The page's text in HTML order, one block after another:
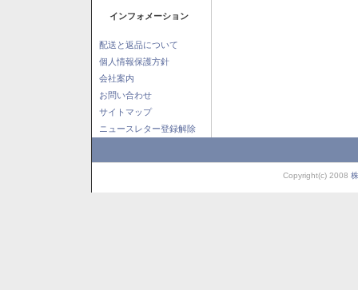
インフォメーション
配送と返品について
個人情報保護方針
会社案内
お問い合わせ
サイトマップ
ニュースレター登録解除
Copyright(c) 2008